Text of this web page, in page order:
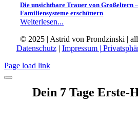
Die unsichtbare Trauer von Großeltern
Familiensysteme erschüttern
Weiterlesen...
© 2025 | Astrid von Prondzinski |
Datenschutz| Impressum |
Page load link
Dein 7 Tage Erste-